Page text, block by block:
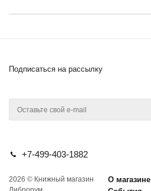
Подписаться на рассылку
+7-499-403-1882
2026 © Книжный магазин
О магазине